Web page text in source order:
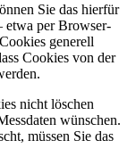
Sie das hierfür
etwa per Browser-
generell
Cookies von der
nicht löschen
wünschen.
müssen Sie das